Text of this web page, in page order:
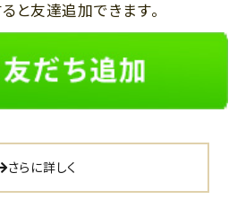
と友達追加できます。
さらに詳しく